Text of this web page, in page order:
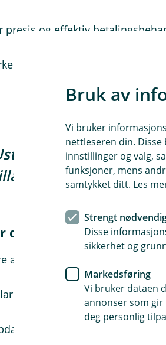
presis og effektiv
etterlevelse av
adresser
etter 1. november
du gjøre nå?
at systemer og integrasjoner
nødvendige endringer med
interne rutiner i god tid
Bruk av
Vi bruker
nettleseren din.
innstillinger og valg,
funksjoner, mens
samtykket ditt. Les
Strengt
Disse
sikkerhet og
Markedsføring
Vi bruker dataen
annonser som gir
deg personlig